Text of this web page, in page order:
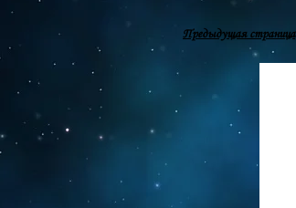
Предыдущая страница